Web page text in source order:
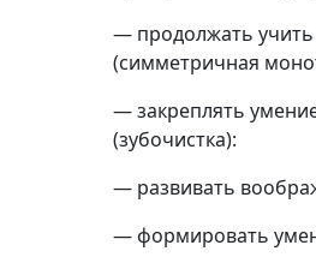
— продолжать
(симметричная
— закреплять
(зубочистка):
— развивать
— формировать